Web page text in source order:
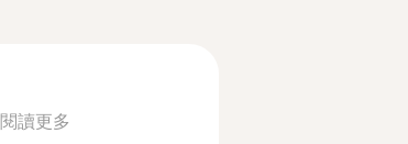
閱讀更多